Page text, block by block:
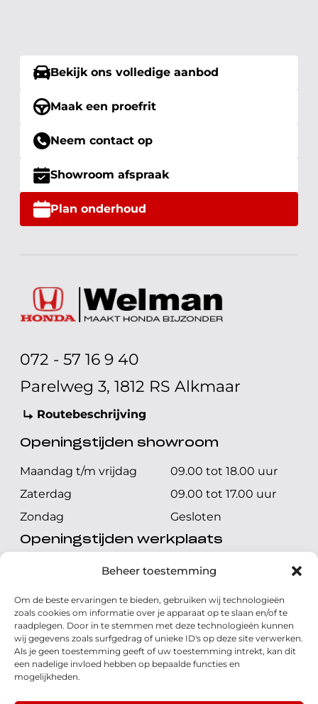
Beheer toestemming
Om de beste ervaringen te bieden, gebruiken wij technologieën
zoals cookies om informatie over je apparaat op te slaan en/of te
raadplegen. Door in te stemmen met deze technologieën kunnen
wij gegevens zoals surfgedrag of unieke ID's op deze site verwerken.
Als je geen toestemming geeft of uw toestemming intrekt, kan dit
een nadelige invloed hebben op bepaalde functies en
mogelijkheden.
Bekijk ons volledige aanbod
Maak een proefrit
Neem contact op
Showroom afspraak
Plan onderhoud
072 - 57 16 9 40
Parelweg 3, 1812 RS Alkmaar
Routebeschrijving
Openingstijden showroom
Maandag t/m vrijdag
09.00 tot 18.00 uur
Zaterdag
09.00 tot 17.00 uur
Zondag
Gesloten
Openingstijden werkplaats
Maandag t/m vrijdag
08.00 tot 17.00 uur
Zondag
Gesloten
Volg ons